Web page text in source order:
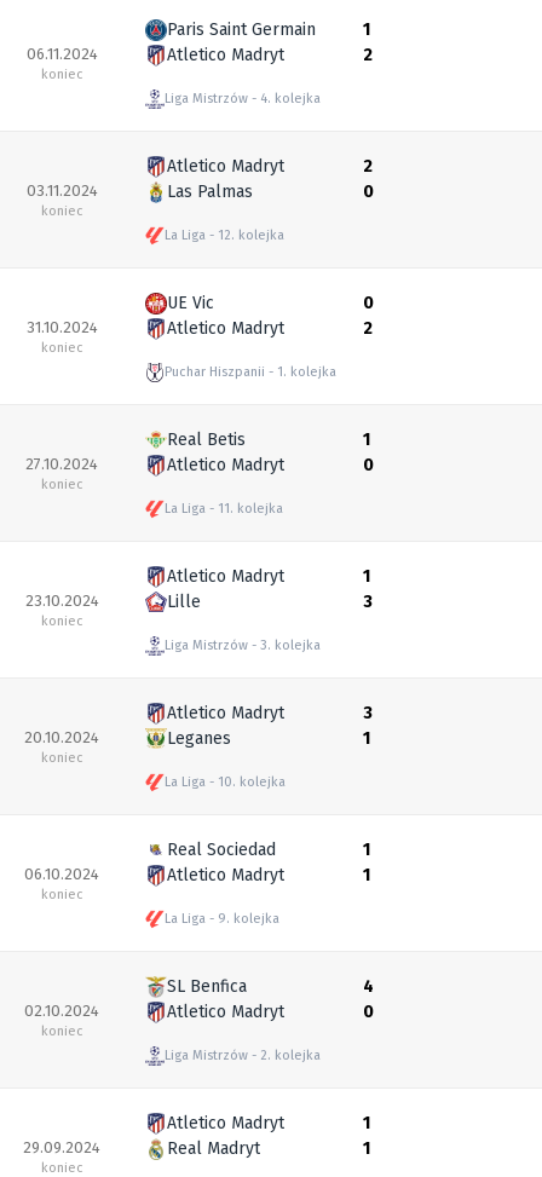
06.11.2024
koniec
Paris Saint Germain
Atletico Madryt
Liga Mistrzów 4. kolejka
1
2
03.11.2024
koniec
Atletico Madryt
Las Palmas
La Liga 12. kolejka
2
0
31.10.2024
koniec
UE Vic
Atletico Madryt
Puchar Hiszpanii 1. kolejka
0
2
27.10.2024
koniec
Real Betis
Atletico Madryt
La Liga 11. kolejka
1
0
23.10.2024
koniec
Atletico Madryt
Lille
Liga Mistrzów 3. kolejka
1
3
20.10.2024
koniec
Atletico Madryt
Leganes
La Liga 10. kolejka
3
1
06.10.2024
koniec
Real Sociedad
Atletico Madryt
La Liga 9. kolejka
1
1
02.10.2024
koniec
SL Benfica
Atletico Madryt
Liga Mistrzów 2. kolejka
4
0
29.09.2024
koniec
Atletico Madryt
Real Madryt
1
1